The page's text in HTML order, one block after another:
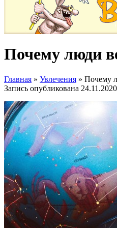
Почему люди
Главная » Увлечения » Почему
Запись опубликована 24.11.2020